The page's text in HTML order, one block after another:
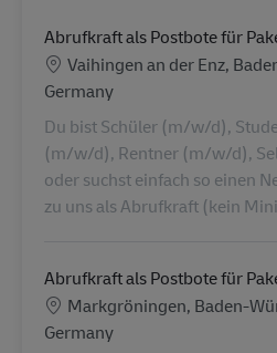
Abrufkraft als Postbote für
Lokalizacja
Vaihingen an der Enz,
Germany
Du bist Schüler (m/w/d),
(m/w/d), Rentner (m/w/d),
oder suchst einfach so einen
zu uns als Abrufkraft (kein
Abrufkraft als Postbote für
Lokalizacja
Markgröningen, Baden-
Germany